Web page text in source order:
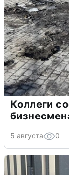
Коллеги
5 августа 0